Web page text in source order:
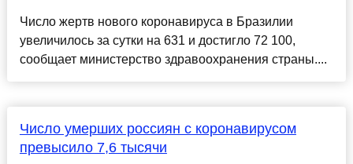
Число жертв нового коронавируса в Бразилии
увеличилось за сутки на 631 и достигло 72 100,
сообщает министерство здравоохранения страны....
Число умерших россиян с коронавирусом
превысило 7,6 тысячи